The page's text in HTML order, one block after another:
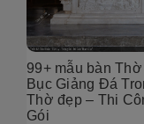
99+ mẫu bàn
Bục Giảng Đá
Thờ đẹp – Thi
Gói